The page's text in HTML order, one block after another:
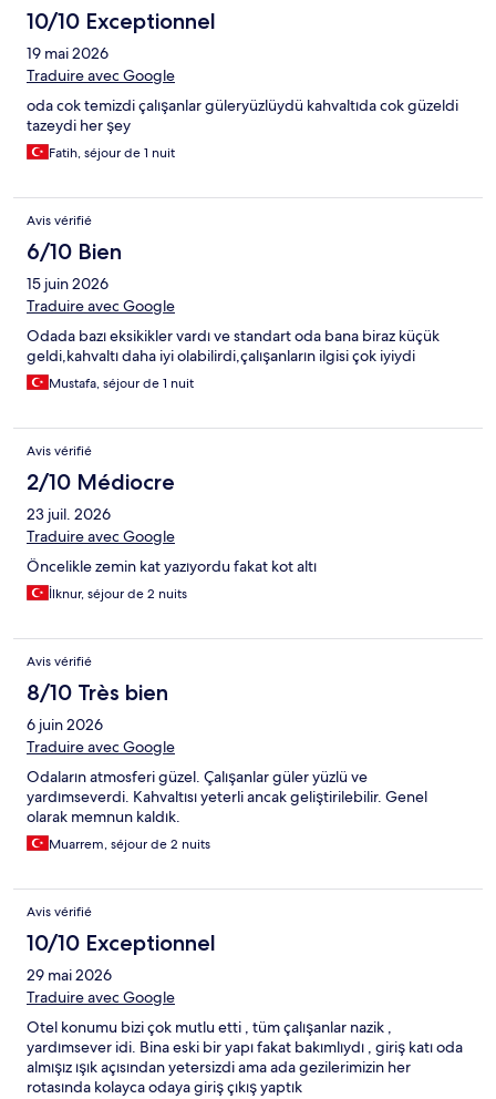
présentées sur le site de réservation. On nous a demandé de
régler le café du petit déjeuner alors que nous n'avions pas été
informé qu'il était payant (pour une telle gamme d'hôtel, le café
du petit déjeuner pourrait être offert !). Le personnel de service
l'emplacement idéal. Il faudrait revoir les prestations de cet
hôtel pour qu'il ressemble à ce qui est présenté sur Internet.
Mauvais rapport qualité-prix.
10/10 Exceptionnel
19 mai 2026
Traduire avec Google
oda cok temizdi çalışanlar güleryüzlüydü kahvaltıda cok güzeldi
tazeydi her şey
Fatih, séjour de 1 nuit
Avis vérifié
6/10 Bien
15 juin 2026
Traduire avec Google
Odada bazı eksikikler vardı ve standart oda bana biraz küçük
geldi,kahvaltı daha iyi olabilirdi,çalışanların ilgisi çok iyiydi
Mustafa, séjour de 1 nuit
Avis vérifié
2/10 Médiocre
23 juil. 2026
Traduire avec Google
Öncelikle zemin kat yazıyordu fakat kot altı
İlknur, séjour de 2 nuits
Avis vérifié
8/10 Très bien
6 juin 2026
Traduire avec Google
Odaların atmosferi güzel. Çalışanlar güler yüzlü ve
yardımseverdi. Kahvaltısı yeterli ancak geliştirilebilir. Genel
olarak memnun kaldık.
Muarrem, séjour de 2 nuits
Avis vérifié
10/10 Exceptionnel
29 mai 2026
Traduire avec Google
Otel konumu bizi çok mutlu etti , tüm çalışanlar nazik ,
yardımsever idi. Bina eski bir yapı fakat bakımlıydı , giriş katı oda
almışız ışık açısından yetersizdi ama ada gezilerimizin her
rotasında kolayca odaya giriş çıkış yaptık